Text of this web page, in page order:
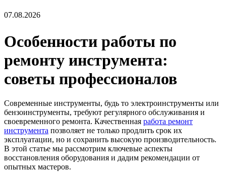
07.08.2026
Особенности работы по
ремонту инструмента:
советы профессионалов
Современные инструменты, будь то электроинструменты или
бензоинструменты, требуют регулярного обслуживания и
своевременного ремонта. Качественная работа ремонт
инструмента позволяет не только продлить срок их
эксплуатации, но и сохранить высокую производительность.
В этой статье мы рассмотрим ключевые аспекты
восстановления оборудования и дадим рекомендации от
опытных мастеров.